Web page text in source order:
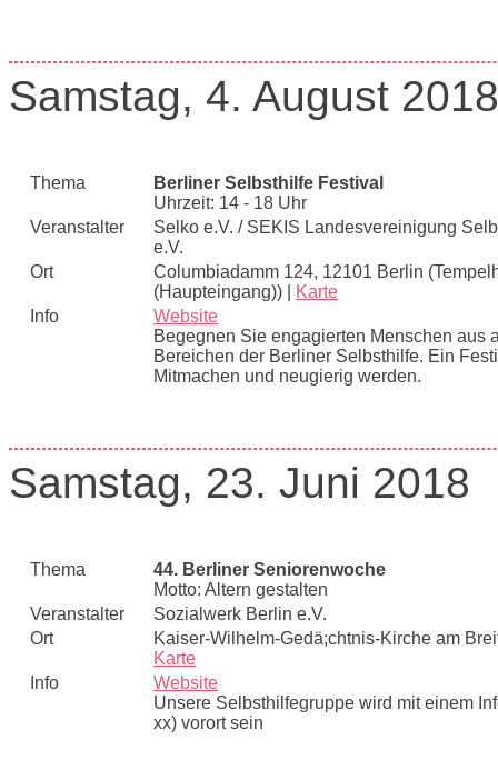
Samstag, 4. August 2018
Thema
Berliner Selbsthilfe Festival
Uhrzeit: 14 - 18 Uhr
Veranstalter
Selko e.V. / SEKIS Landesvereinigung
e.V.
Ort
Columbiadamm 124, 12101 Berlin
(Haupteingang)) |
Karte
Info
Website
Begegnen Sie engagierten Menschen aus
Bereichen der Berliner Selbsthilfe. Ein
Mitmachen und neugierig werden.
Samstag, 23. Juni 2018
Thema
44. Berliner Seniorenwoche
Motto: Altern gestalten
Veranstalter
Sozialwerk Berlin e.V.
Ort
Kaiser-Wilhelm-Gedä;chtnis-Kirche am
Karte
Info
Website
Unsere Selbsthilfegruppe wird mit einem
xx) vorort sein